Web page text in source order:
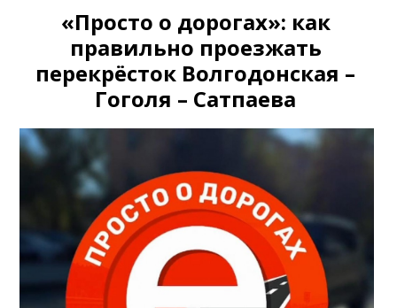
«Просто о дорогах»: как
правильно проезжать
перекрёсток Волгодонская –
Гоголя – Сатпаева